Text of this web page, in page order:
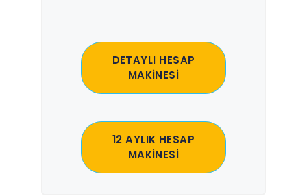
DETAYLI HESAP
MAKİNESİ
12 AYLIK HESAP
MAKİNESİ